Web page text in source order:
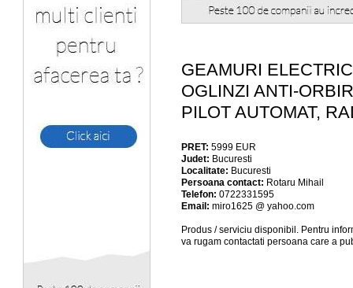
GEAMURI
OGLINZI ANTI-
PILOT AUTOMAT,
PRET: 5999 EUR
Judet: Bucuresti
Localitate: Bucuresti
Persoana contact: Rotaru Mihail
Telefon: 0722331595
Email: miro1625 @ yahoo.com
Produs / serviciu disponibil . Pentru
va rugam contactati persoana care a